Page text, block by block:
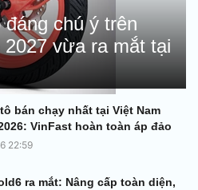
chú ý trên
2027 vừa ra mắt tại
bán chạy nhất tại Việt Nam
VinFast hoàn toàn áp đảo
22:59
ra mắt: Nâng cấp toàn diện,